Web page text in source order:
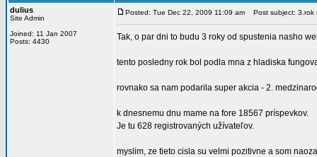
dulius
Site Admin
Joined: 11 Jan 2007
Posts: 4430
Posted: Tue Dec 22, 2009 11:09 am Post subject: 3.rok
Tak, o par dni to budu 3 roky od spustenia nasho
tento posledny rok bol podla mna z hladiska
rovnako sa nam podarila super akcia - 2.
k dnesnemu dnu mame na fore 18567 príspevkov.
Je tu 628 registrovaných užívateľov.
myslim, ze tieto cisla su velmi pozitivne a som